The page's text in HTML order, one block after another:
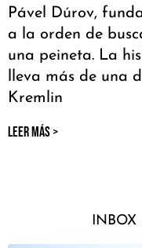
Pável Dúrov,
a la orden de
una peineta. La
lleva más de una
Kremlin
LEER MÁS >